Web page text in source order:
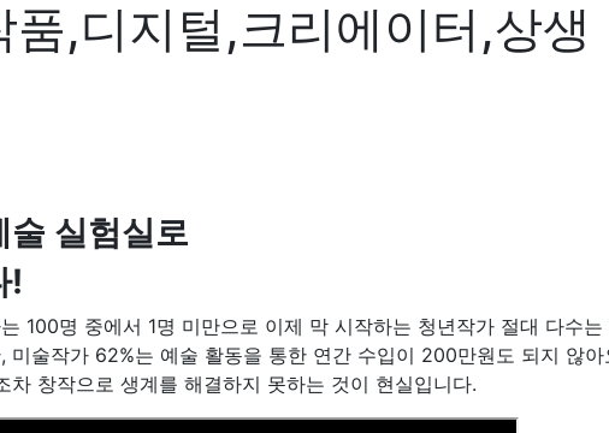
,디지털,크리에이터,상생
술 실험실로
!
100명 중에서 1명 미만으로 이제 막 시작하는 청년작가 절대 다수
미술작가 62%는 예술 활동을 통한 연간 수입이 200만원도 되지 않
창작으로 생계를 해결하지 못하는 것이 현실입니다.